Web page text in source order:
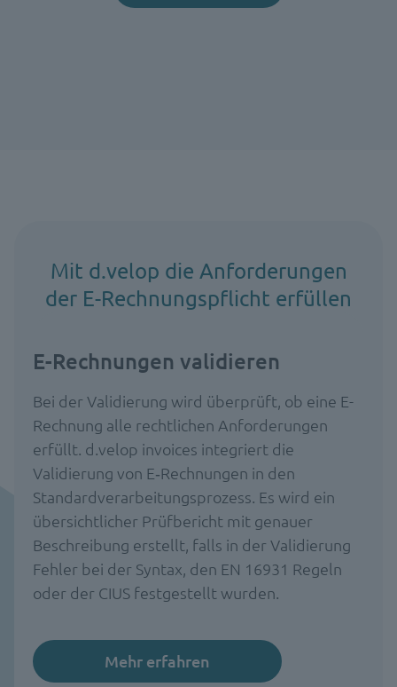
Mit d.velop die Anforderungen
der E-Rechnungspflicht erfüllen
E-Rechnungen validieren
Bei der Validierung wird überprüft, ob eine E-
Rechnung alle rechtlichen Anforderungen
erfüllt. d.velop invoices integriert die
Validierung von E‑Rechnungen in den
Standardverarbeitungsprozess. Es wird ein
übersichtlicher Prüfbericht mit genauer
Beschreibung erstellt, falls in der Validierung
Fehler bei der Syntax, den EN 16931 Regeln
oder der CIUS festgestellt wurden.
Mehr erfahren